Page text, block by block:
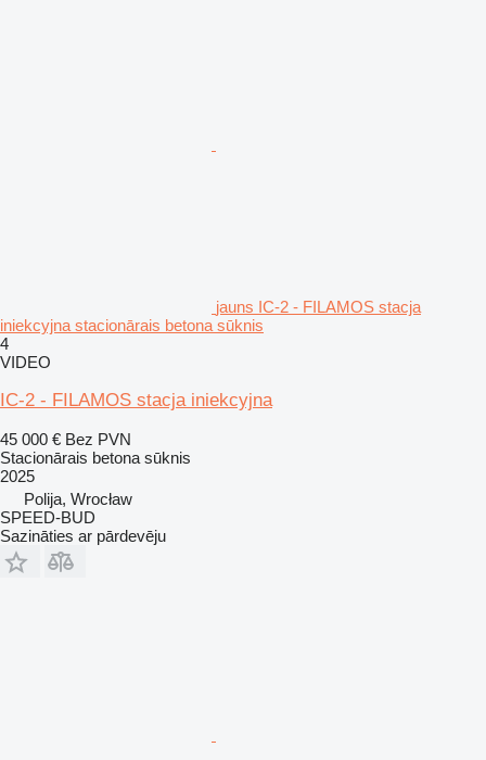
jauns IC-2 - FILAMOS stacja
iniekcyjna stacionārais betona sūknis
4
VIDEO
IC-2 - FILAMOS stacja iniekcyjna
45 000 € Bez PVN
Stacionārais betona sūknis
2025
Polija, Wrocław
SPEED-BUD
Sazināties ar pārdevēju